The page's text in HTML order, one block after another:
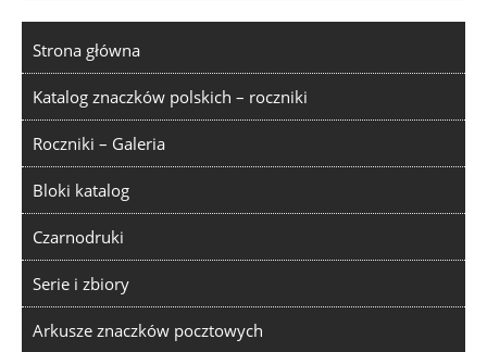
Strona główna
Katalog znaczków polskich – roczniki
Roczniki – Galeria
Bloki katalog
Czarnodruki
Serie i zbiory
Arkusze znaczków pocztowych